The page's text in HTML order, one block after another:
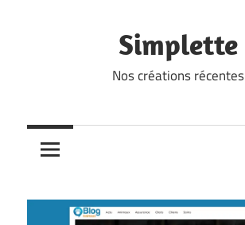
Simplette
Nos créations récentes